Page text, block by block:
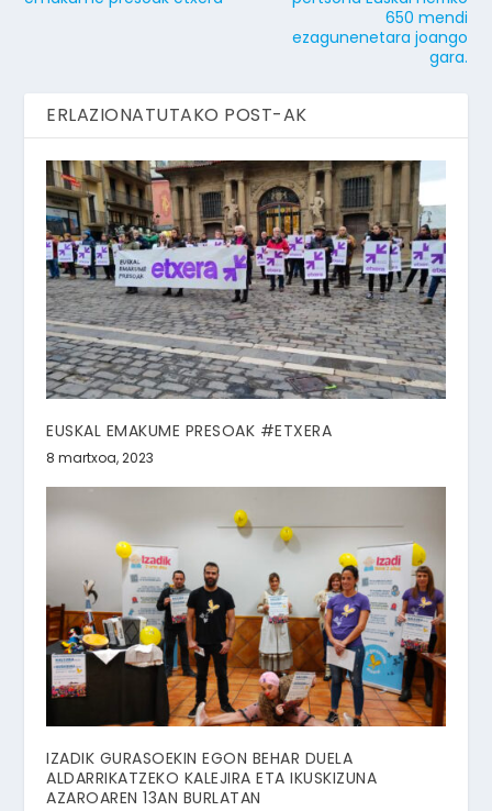
650 mendi
ezagunenetara joango
gara.
ERLAZIONATUTAKO POST-AK
EUSKAL EMAKUME PRESOAK #ETXERA
8 martxoa, 2023
IZADIK GURASOEKIN EGON BEHAR DUELA
ALDARRIKATZEKO KALEJIRA ETA IKUSKIZUNA
AZAROAREN 13AN BURLATAN